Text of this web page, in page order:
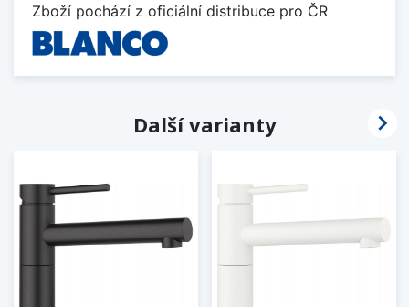
Zboží pochází z oficiální distribuce pro ČR
Další varianty 